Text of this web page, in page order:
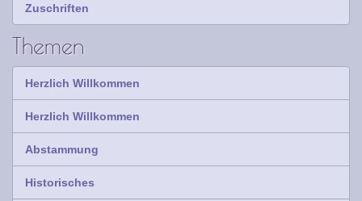
Zuschriften
Themen
Herzlich Willkommen
Herzlich Willkommen
Abstammung
Historisches